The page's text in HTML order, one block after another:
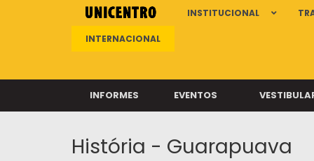
INSTITUCIONAL
INTERNACIONAL
INFORMES EVENTOS
História - Guarapuava